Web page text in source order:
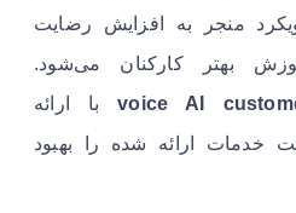
منجر به افزایش رضایت
بهتر کارکنان می‌شود.
voice AIبا ارائه
خدمات ارائه شده را بهبود